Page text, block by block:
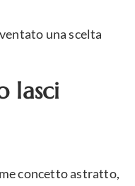
una scelta
lasci
concetto astratto,